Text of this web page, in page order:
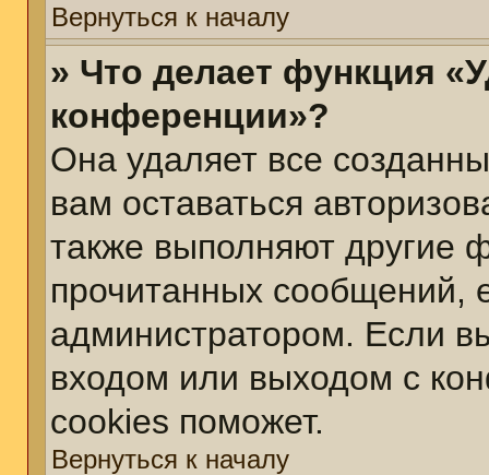
Вернуться к началу
» Что делает функция
конференции»?
Она удаляет все
вам оставаться
также выполняют другие
прочитанных сообщений,
администратором. Если
входом или выходом с
cookies поможет.
Вернуться к началу